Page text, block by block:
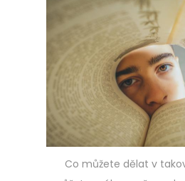
Co můžete dělat v